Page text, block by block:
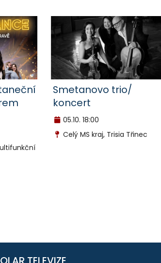
taneční
Smetanovo trio/
koncert
05.10. 18:00
Celý MS kraj, Trisia Třinec